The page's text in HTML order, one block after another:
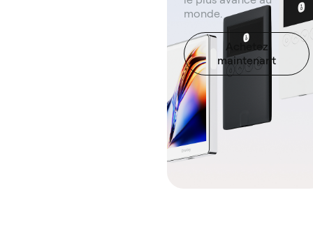
monde.
Achetez
maintenant